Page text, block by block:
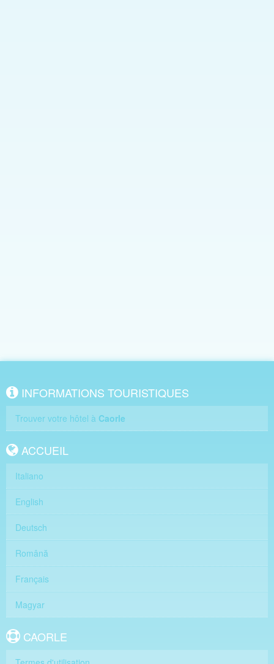
INFORMATIONS TOURISTIQUES
Trouver votre hôtel à Caorle
ACCUEIL
Italiano
English
Deutsch
Română
Français
Magyar
CAORLE